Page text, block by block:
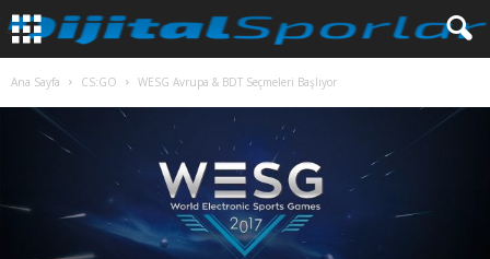
Ana Sayfa CS:GO WESG Avrupa & BDT Seçmeleri Başlıyor